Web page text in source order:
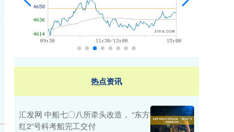
热点资讯
汇发网 中船七〇八所牵头改造， “东方
红2”号科考船完工交付